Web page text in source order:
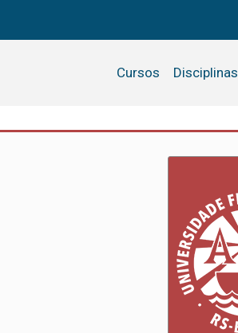
Cursos Disciplinas